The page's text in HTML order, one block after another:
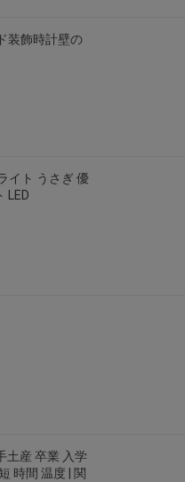
装飾時計壁の
イト うさぎ 優
LED
土産 卒業 入学
時間 温度 | 関